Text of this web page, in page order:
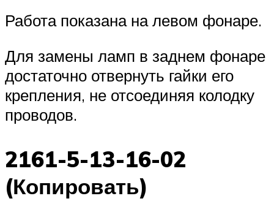
Работа показана на левом фонаре.
Для замены ламп в заднем фонаре
достаточно отвернуть гайки его
крепления, не отсоединяя колодку
проводов.
2161-5-13-16-02
(Копировать)